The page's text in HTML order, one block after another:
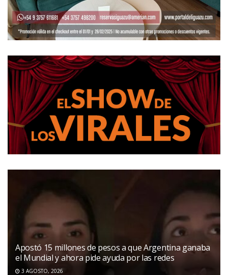
Apostó 15 millones de pesos a que Argentina ganaba
el Mundial y ahora pide ayuda por las redes
3 AGOSTO, 2026